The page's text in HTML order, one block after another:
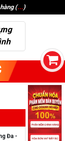
(...)
Đa -